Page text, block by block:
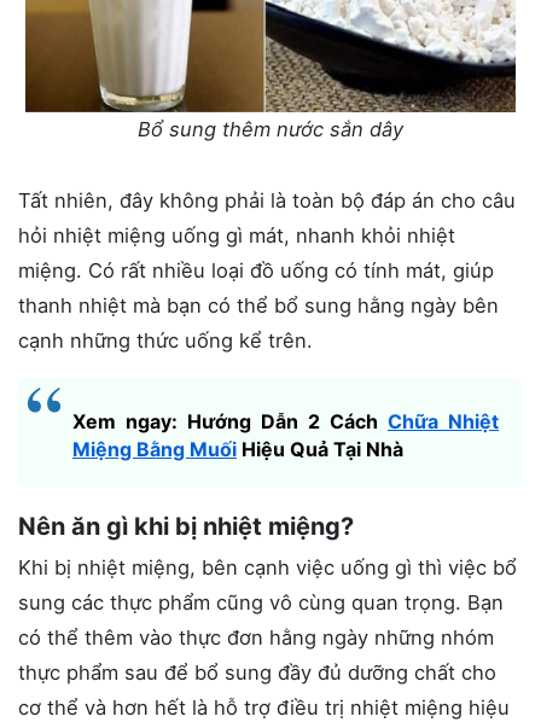
Bổ sung thêm nước sắn dây
Tất nhiên, đây không phải là toàn bộ đáp án cho câu
hỏi nhiệt miệng uống gì mát, nhanh khỏi nhiệt
miệng. Có rất nhiều loại đồ uống có tính mát, giúp
thanh nhiệt mà bạn có thể bổ sung hằng ngày bên
cạnh những thức uống kể trên.
Xem ngay: Hướng Dẫn 2 Cách Chữa Nhiệt
Miệng Bằng Muối Hiệu Quả Tại Nhà
Nên ăn gì khi bị nhiệt miệng?
Khi bị nhiệt miệng, bên cạnh việc uống gì thì việc bổ
sung các thực phẩm cũng vô cùng quan trọng. Bạn
có thể thêm vào thực đơn hằng ngày những nhóm
thực phẩm sau để bổ sung đầy đủ dưỡng chất cho
cơ thể và hơn hết là hỗ trợ điều trị nhiệt miệng hiệu